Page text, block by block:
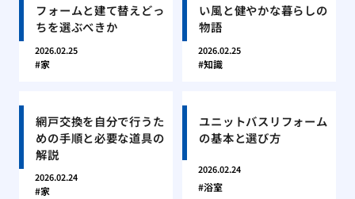
フォームと建て替えどっ
ちを選ぶべきか
2026.02.25
家
い風と健やかな暮らしの
物語
2026.02.25
知識
網戸交換を自分で行うた
めの手順と必要な道具の
解説
2026.02.24
家
ユニットバスリフォーム
の基本と選び方
2026.02.24
浴室